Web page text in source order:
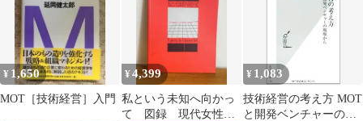
¥ 1,650
MOT［技術経営］入門
¥4,399
私という未知へ向かっ
て 図録 現代女性セ
¥ 1,083
技術経営の考え方 MOT
と開発ベンチャーの現